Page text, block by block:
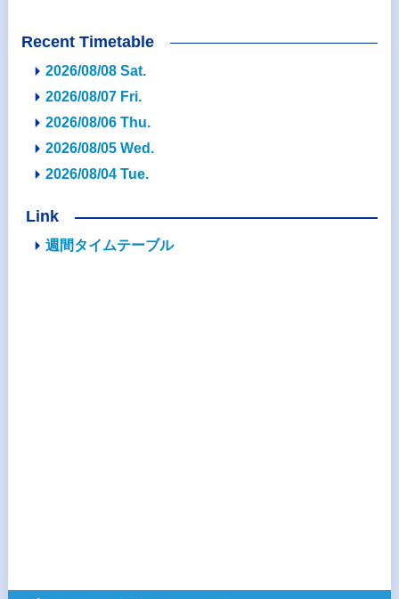
Recent Timetable
2026/08/08 Sat.
2026/08/07 Fri.
2026/08/06 Thu.
2026/08/05 Wed.
2026/08/04 Tue.
Link
週間タイムテーブル